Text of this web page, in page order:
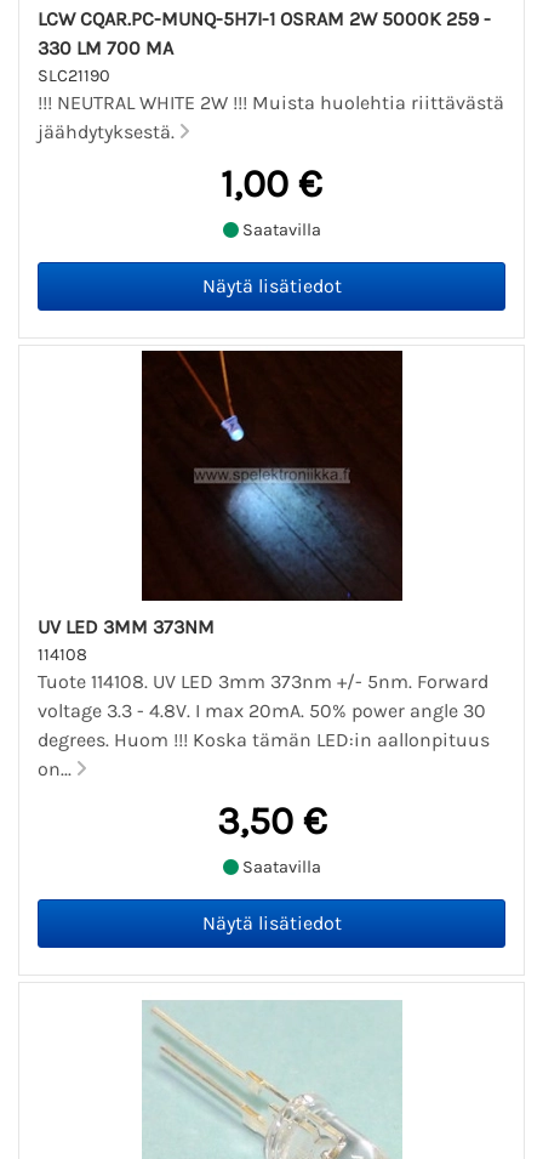
LCW CQAR.PC-MUNQ-5H7I-1 OSRAM 2W 5000K 259 -
330 LM 700 MA
SLC21190
!!! NEUTRAL WHITE 2W !!! Muista huolehtia riittävästä
jäähdytyksestä.
1,00 €
Saatavilla
UV LED 3MM 373NM
114108
Tuote 114108. UV LED 3mm 373nm +/- 5nm. Forward
voltage 3.3 - 4.8V. I max 20mA. 50% power angle 30
degrees. Huom !!! Koska tämän LED:in aallonpituus
on...
3,50 €
Saatavilla